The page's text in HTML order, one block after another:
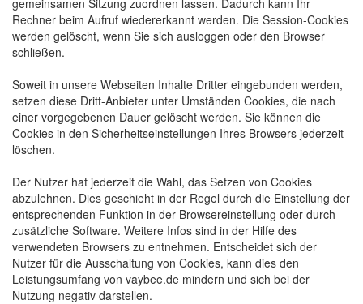
gemeinsamen Sitzung zuordnen lassen. Dadurch kann Ihr
Rechner beim Aufruf wiedererkannt werden. Die Session-Cookies
werden gelöscht, wenn Sie sich ausloggen oder den Browser
schließen.
Soweit in unsere Webseiten Inhalte Dritter eingebunden werden,
setzen diese Dritt-Anbieter unter Umständen Cookies, die nach
einer vorgegebenen Dauer gelöscht werden. Sie können die
Cookies in den Sicherheitseinstellungen Ihres Browsers jederzeit
löschen.
Der Nutzer hat jederzeit die Wahl, das Setzen von Cookies
abzulehnen. Dies geschieht in der Regel durch die Einstellung der
entsprechenden Funktion in der Browsereinstellung oder durch
zusätzliche Software. Weitere Infos sind in der Hilfe des
verwendeten Browsers zu entnehmen. Entscheidet sich der
Nutzer für die Ausschaltung von Cookies, kann dies den
Leistungsumfang von vaybee.de mindern und sich bei der
Nutzung negativ darstellen.